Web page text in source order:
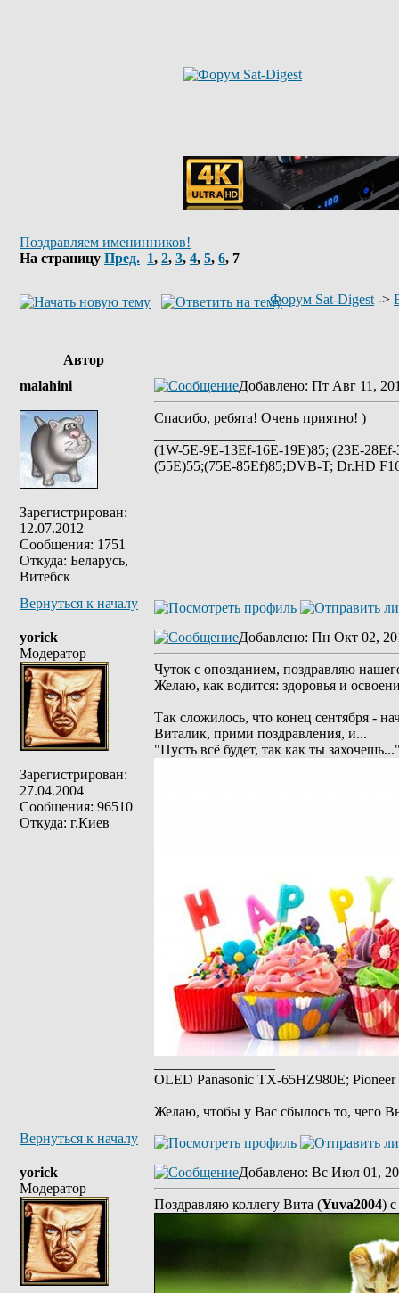
Поздравляем именинников!
На страницу Пред. 1, 2, 3, 4, 5, 6, 7
Форум Sat-Digest ->
Автор
malahini
Зарегистрирован:
12.07.2012
Сообщения: 1751
Откуда: Беларусь,
Витебск
Добавлено: Пт Авг 11,
Спасибо, ребята! Очень приятно! )
(1W-5E-9E-13Ef-16E-19E)85; (23E-
(55E)55;(75E-85Ef)85;DVB-T; Dr.HD
Вернуться к началу
yorick
Модератор
Зарегистрирован:
27.04.2004
Сообщения: 96510
Откуда: г.Киев
Добавлено: Пн Окт 02,
Чуток с опозданием, поздравляю
Желаю, как водится: здоровья и
Так сложилось, что конец сентября -
Виталик, прими поздравления, и...
"Пусть всё будет, так как ты
OLED Panasonic TX-65HZ980E;
Желаю, чтобы у Вас сбылось то, чего
Вернуться к началу
yorick
Модератор
Добавлено: Вс Июл 01,
Поздравляю коллегу Вита (Yuva2004)